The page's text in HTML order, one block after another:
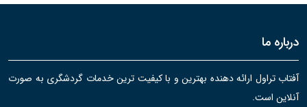
درباره ما
آفتاب تراول ارائه دهنده بهترین و با کیفیت ترین خدمات گردشگری به صورت
آنلاین است.